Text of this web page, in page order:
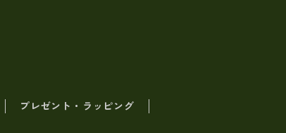
プレゼント・ラッピング